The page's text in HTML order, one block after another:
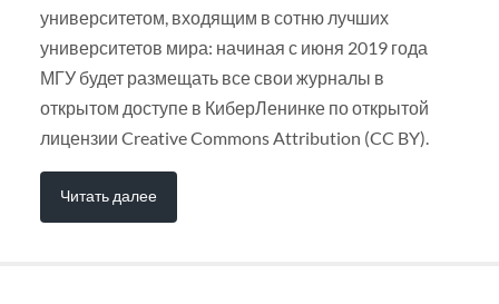
университетом, входящим в сотню лучших
университетов мира: начиная с июня 2019 года
МГУ будет размещать все свои журналы в
открытом доступе в КиберЛенинке по открытой
лицензии Creative Commons Attribution (CC BY).
Читать далее